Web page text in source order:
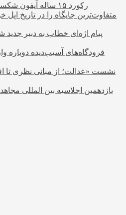
متفاوت‌ترین جایگاه را در تاریخ اپل
پیام اژه‌ای خطاب به دبیر
فرودگاه‌های آسیب‌دیده دوباره
نشست «عدالت؛ از مبانی نظری تا
یازدهمین اجلاسیه بین المللی